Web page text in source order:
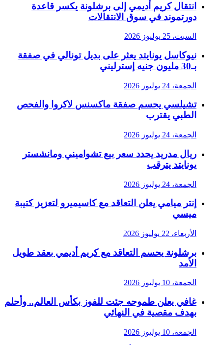
انتقال كريم أديمي إلى برشلونة يكسر قاعدة
دورتموند في سوق الانتقالات
السبت، 25 يوليوز 2026
نيوكاسل يونايتد يعثر على بديل تونالي في صفقة
بـ30 مليون جنيه إسترليني
الجمعة، 24 يوليوز 2026
تشيلسي يحسم صفقة ماكسنس لاكروا والفحص
الطبي يقترب
الجمعة، 24 يوليوز 2026
ريال مدريد يحدد سعر بيع تشواميني ومانشستر
يونايتد يترقب
الجمعة، 24 يوليوز 2026
إنتر ميامي يعلن التعاقد مع كاسيميرو لتعزيز كتيبة
ميسي
الأربعاء، 22 يوليوز 2026
برشلونة يحسم التعاقد مع كريم أديمي بعقد طويل
الأمد
الجمعة، 10 يوليوز 2026
غافي يعلن طموحه جئت للفوز بكأس العالم.. وأحلم
بهدف مقصية في النهائي
الجمعة، 10 يوليوز 2026